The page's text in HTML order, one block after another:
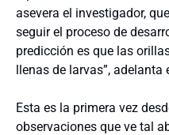
asevera el investigador,
seguir el proceso de
predicción es que las
llenas de larvas”, adelanta
Esta es la primera vez
observaciones que ve tal